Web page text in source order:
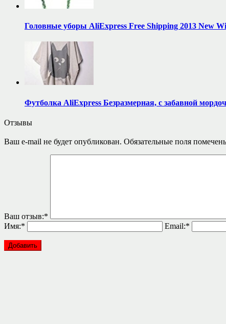
Головные уборы AliExpress Free Shipping 2013 New
Футболка AliExpress Безразмерная, с забавной
Отзывы
Ваш e-mail не будет опубликован. Обязательные поля
Ваш отзыв:*
Имя:* Email:*